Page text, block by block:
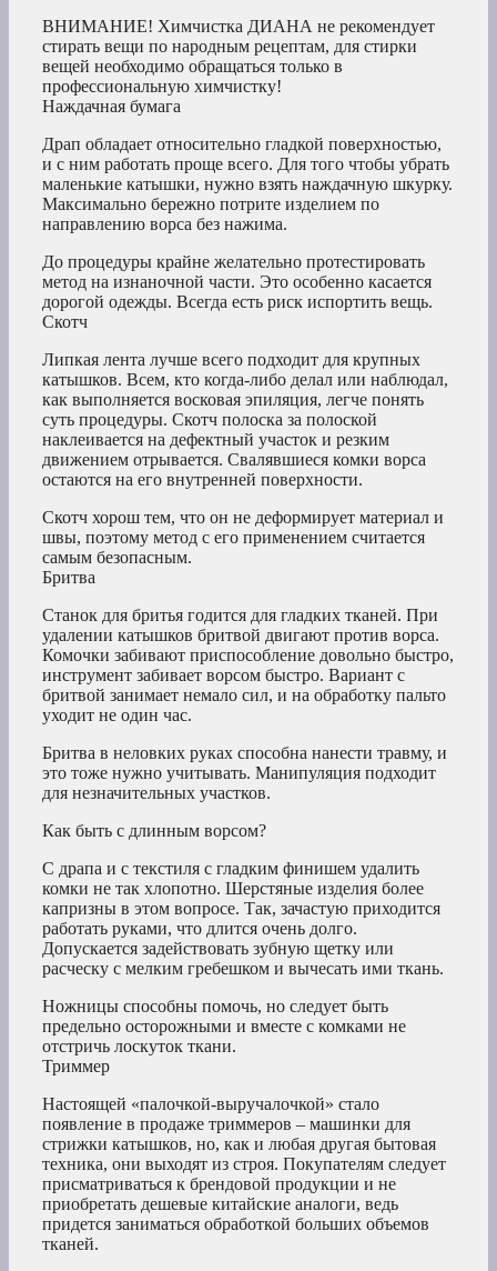
ВНИМАНИЕ! Химчистка ДИАНА не рекомендует
стирать вещи по народным рецептам, для стирки
вещей необходимо обращаться только в
профессиональную химчистку!
Наждачная бумага
Драп обладает относительно гладкой поверхностью,
и с ним работать проще всего. Для того чтобы убрать
маленькие катышки, нужно взять наждачную шкурку.
Максимально бережно потрите изделием по
направлению ворса без нажима.
До процедуры крайне желательно протестировать
метод на изнаночной части. Это особенно касается
дорогой одежды. Всегда есть риск испортить вещь.
Скотч
Липкая лента лучше всего подходит для крупных
катышков. Всем, кто когда-либо делал или наблюдал,
как выполняется восковая эпиляция, легче понять
суть процедуры. Скотч полоска за полоской
наклеивается на дефектный участок и резким
движением отрывается. Свалявшиеся комки ворса
остаются на его внутренней поверхности.
Скотч хорош тем, что он не деформирует материал и
швы, поэтому метод с его применением считается
самым безопасным.
Бритва
Станок для бритья годится для гладких тканей. При
удалении катышков бритвой двигают против ворса.
Комочки забивают приспособление довольно быстро,
инструмент забивает ворсом быстро. Вариант с
бритвой занимает немало сил, и на обработку пальто
уходит не один час.
Бритва в неловких руках способна нанести травму, и
это тоже нужно учитывать. Манипуляция подходит
для незначительных участков.
Как быть с длинным ворсом?
С драпа и с текстиля с гладким финишем удалить
комки не так хлопотно. Шерстяные изделия более
капризны в этом вопросе. Так, зачастую приходится
работать руками, что длится очень долго.
Допускается задействовать зубную щетку или
расческу с мелким гребешком и вычесать ими ткань.
Ножницы способны помочь, но следует быть
предельно осторожными и вместе с комками не
отстричь лоскуток ткани.
Триммер
Настоящей «палочкой-выручалочкой» стало
появление в продаже триммеров – машинки для
стрижки катышков, но, как и любая другая бытовая
техника, они выходят из строя. Покупателям следует
присматриваться к брендовой продукции и не
приобретать дешевые китайские аналоги, ведь
придется заниматься обработкой больших объемов
тканей.